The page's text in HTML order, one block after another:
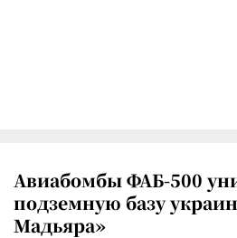
Авиабомбы ФАБ-500
подземную базу
Мадьяра»